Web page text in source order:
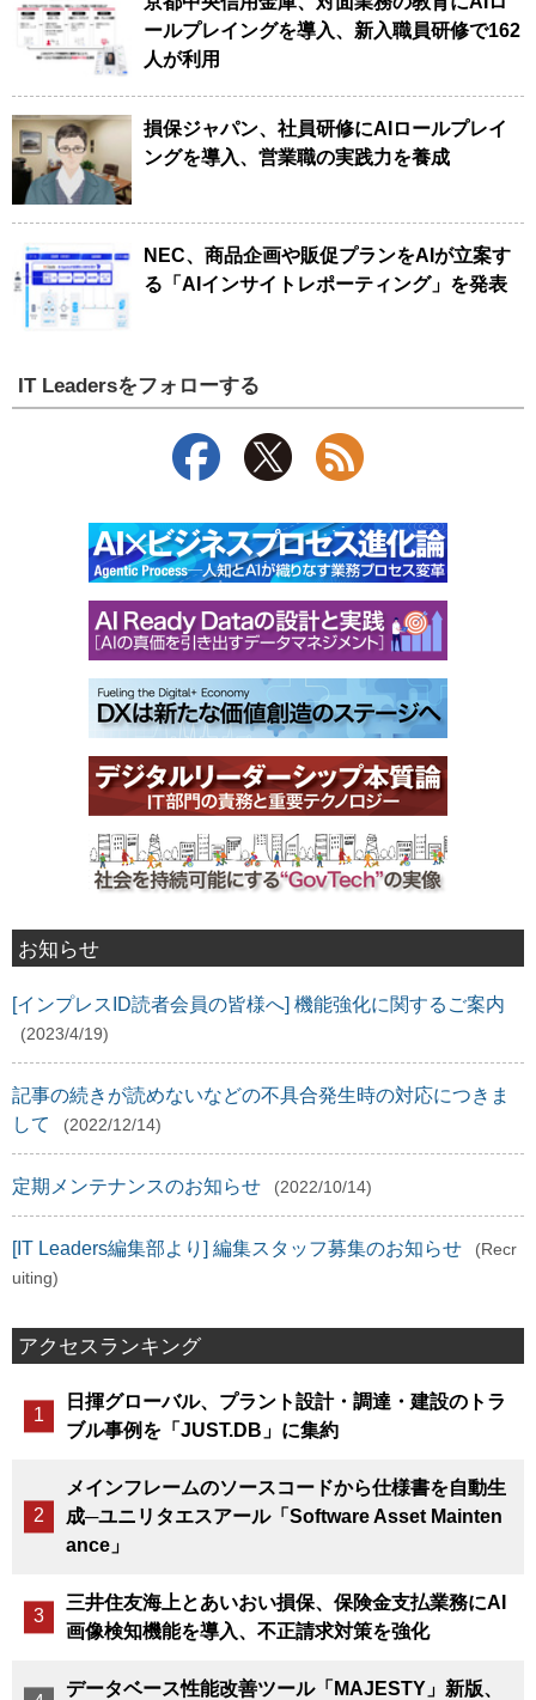
ールプレイングを導入、新入職員研修で162
人が利用
損保ジャパン、社員研修にAIロールプレイ
ングを導入、営業職の実践力を養成
NEC、商品企画や販促プランをAIが立案す
る「AIインサイトレポーティング」を発表
IT Leadersをフォローする
お知らせ
[インプレスID読者会員の皆様へ] 機能強化に関するご案内
(2023/4/19)
記事の続きが読めないなどの不具合発生時の対応につきま
して
(2022/12/14)
定期メンテナンスのお知らせ (2022/10/14)
[IT Leaders編集部より] 編集スタッフ募集のお知らせ
(Recr
uiting)
アクセスランキング
日揮グローバル、プラント設計・調達・建設のトラ
ブル事例を「JUST.DB」に集約
メインフレームのソースコードから仕様書を自動生
成─ユニリタエスアール「Software Asset Mainten
ance」
三井住友海上とあいおい損保、保険金支払業務にAI
画像検知機能を導入、不正請求対策を強化
データベース性能改善ツール「MAJESTY」新版、